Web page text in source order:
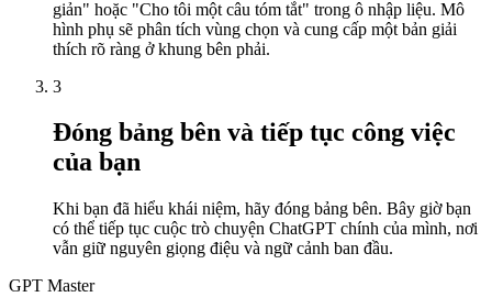
giản" hoặc "Cho tôi một câu tóm tắt" trong ô nhập liệu. Mô
hình phụ sẽ phân tích vùng chọn và cung cấp một bản giải
thích rõ ràng ở khung bên phải.
3
Đóng bảng bên và tiếp tục công việc
của bạn
Khi bạn đã hiểu khái niệm, hãy đóng bảng bên. Bây giờ bạn
có thể tiếp tục cuộc trò chuyện ChatGPT chính của mình, nơi
vẫn giữ nguyên giọng điệu và ngữ cảnh ban đầu.
GPT Master